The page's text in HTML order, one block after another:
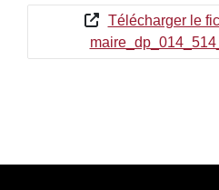
Télécharger le